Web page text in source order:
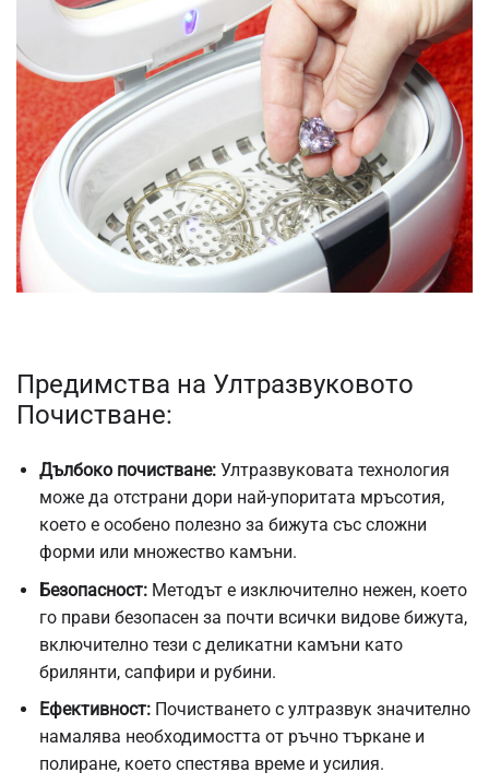
Предимства на Ултразвуковото
Почистване:
Дълбоко почистване:Ултразвуковата технология
може да отстрани дори най-упоритата мръсотия,
което е особено полезно за бижута със сложни
форми или множество камъни.
Безопасност:Методът е изключително нежен, което
го прави безопасен за почти всички видове бижута,
включително тези с деликатни камъни като
брилянти, сапфири и рубини.
Ефективност:Почистването с ултразвук значително
намалява необходимостта от ръчно търкане и
полиране, което спестява време и усилия.